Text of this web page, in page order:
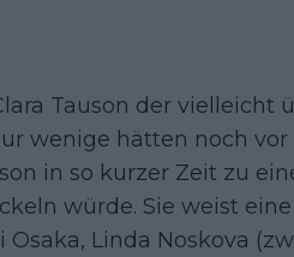
Tauson der vielleicht
wenige hätten noch
in so kurzer Zeit zu
würde. Sie weist eine
Linda Noskova